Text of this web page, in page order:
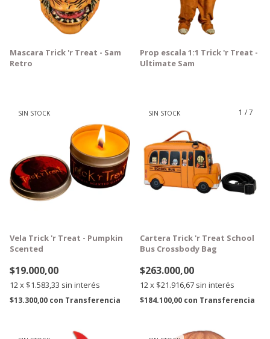
Mascara Trick 'r Treat - Sam
Retro
Prop escala 1:1 Trick 'r Treat -
Ultimate Sam
SIN STOCK
Vela Trick 'r Treat - Pumpkin
Scented
$19.000,00
12x $1.583,33 sin interés
$13.300,00 con Transferencia
1 /7
SIN STOCK
Cartera Trick 'r Treat School
Bus Crossbody Bag
$263.000,00
12x $21.916,67 sin interés
$184.100,00 con Transferencia